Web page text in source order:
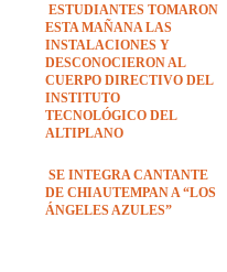
ESTUDIANTES TOMARON
ESTA MAÑANA LAS
INSTALACIONES Y
DESCONOCIERON AL
CUERPO DIRECTIVO DEL
INSTITUTO
TECNOLÓGICO DEL
ALTIPLANO
SE INTEGRA CANTANTE
DE CHIAUTEMPAN A “LOS
ÁNGELES AZULES”